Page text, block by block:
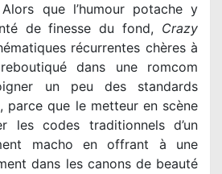
que l’humour potache y
de finesse du fond, Crazy
récurrentes chères à
dans une romcom
un peu des standards
parce que le metteur en scène
les codes traditionnels d’un
macho en offrant à une
dans les canons de beauté